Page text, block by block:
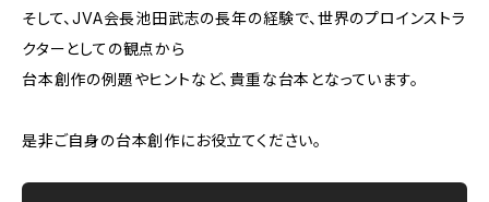
そして、JVA会長池田武志の長年の経験で、世界のプロインストラ
クターとしての観点から
台本創作の例題やヒントなど、貴重な台本となっています。
是非ご自身の台本創作にお役立てください。